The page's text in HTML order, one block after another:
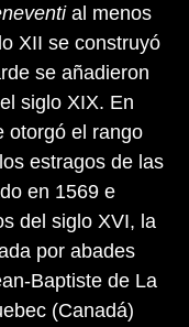
al menos
XII se construyó
se añadieron
siglo XIX. En
otorgó el rango
estragos de las
en 1569 e
del siglo XVI, la
por abades
Baptiste de La
(Canadá)